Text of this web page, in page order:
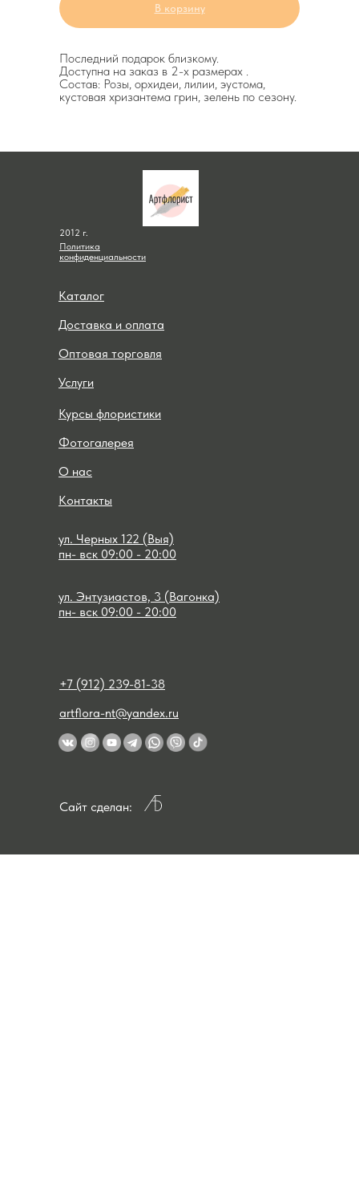
В корзину
Последний подарок близкому.
Доступна на заказ в 2-х размерах .
Состав: Розы, орхидеи, лилии, эустома,
кустовая хризантема грин, зелень по сезону.
Курсы флористики
Фотогалерея
О нас
Контакты
Каталог
Доставка и оплата
Оптовая торговля
Услуги
+7 (912) 239-81-38
artflora-nt@yandex.ru
Сайт сделан:
ул. Черных 122 (Выя)
2012 г.
пн- вск 09:00 - 20:00
Политика
конфиденциальности
пн- вск 09:00 - 20:00
ул. Энтузиастов, 3 (Вагонка)